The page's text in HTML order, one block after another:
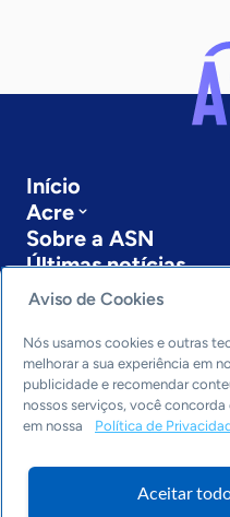
Início
Acre
Sobre a ASN
Últimas notícias
Entre em contato
Economia & Política
Inovação &
Cultura
Dados
Arquivo
Aviso de Cookies
Nós usamos cookies e outras
melhorar a sua experiência em
publicidade e recomendar
nossos serviços, você
em nossa
Política de
Aceitar